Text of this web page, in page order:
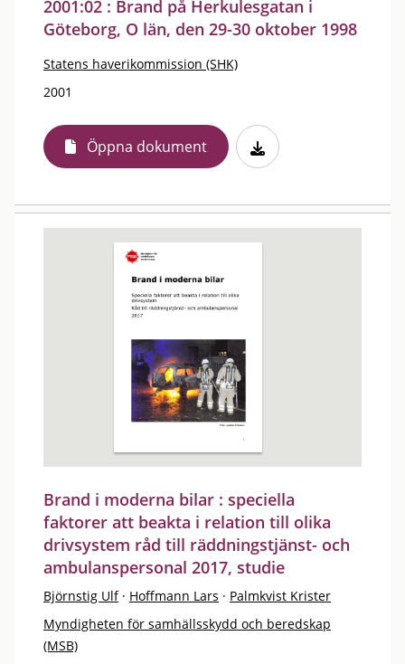
2001:02 : Brand på Herkulesgatan i
Göteborg, O län, den 29-30 oktober 1998
Statens haverikommission (SHK)
2001
Öppna dokument
Brand i moderna bilar : speciella
faktorer att beakta i relation till olika
drivsystem råd till räddningstjänst- och
ambulanspersonal 2017, studie
Björnstig Ulf · Hoffmann Lars · Palmkvist Krister
Myndigheten för samhällsskydd och beredskap
(MSB)